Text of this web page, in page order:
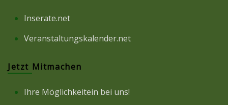
Inserate.net
Veranstaltungskalender.net
Jetzt Mitmachen
Ihre Möglichkeitein bei uns!